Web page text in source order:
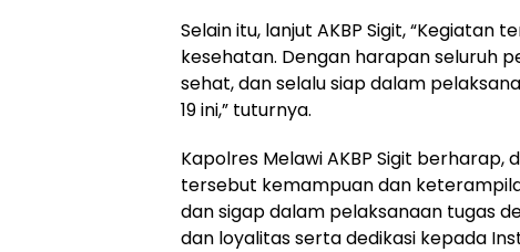
Selain itu, lanjut AKBP Sigit,
kesehatan. Dengan harapan seluruh
sehat, dan selalu siap dalam
19 ini,” tuturnya.
Kapolres Melawi AKBP Sigit
tersebut kemampuan dan
dan sigap dalam pelaksanaan tugas
dan loyalitas serta dedikasi kepada